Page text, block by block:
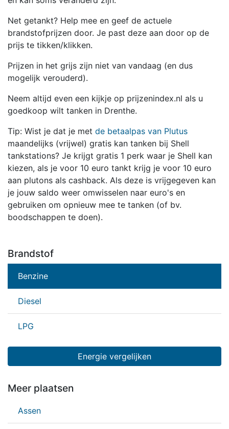
Net getankt? Help mee en geef de actuele
brandstofprijzen door. Je past deze aan door op de
prijs te tikken/klikken.
Prijzen in het grijs zijn niet van vandaag (en dus
mogelijk verouderd).
Neem altijd even een kijkje op prijzenindex.nl als u
goedkoop wilt tanken in Drenthe.
Tip: Wist je dat je met de betaalpas van Plutus
maandelijks (vrijwel) gratis kan tanken bij Shell
tankstations? Je krijgt gratis 1 perk waar je Shell kan
kiezen, als je voor 10 euro tankt krijg je voor 10 euro
aan plutons als cashback. Als deze is vrijgegeven kan
je jouw saldo weer omwisselen naar euro's en
gebruiken om opnieuw mee te tanken (of bv.
boodschappen te doen).
Brandstof
Benzine
Diesel
LPG
Energie vergelijken
Meer plaatsen
Assen